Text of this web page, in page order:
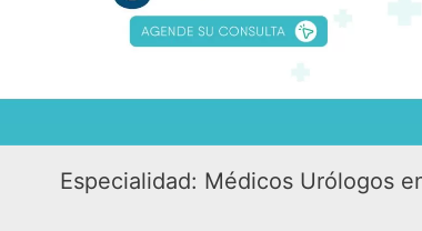
Especialidad: Médicos Urólogos